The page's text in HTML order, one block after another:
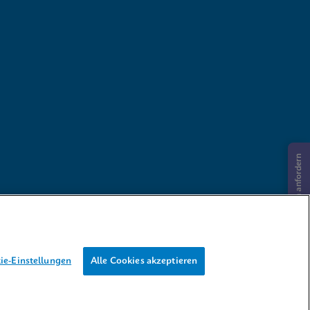
Informationen anfordern
Einstellungen Alle Cookies akzeptieren